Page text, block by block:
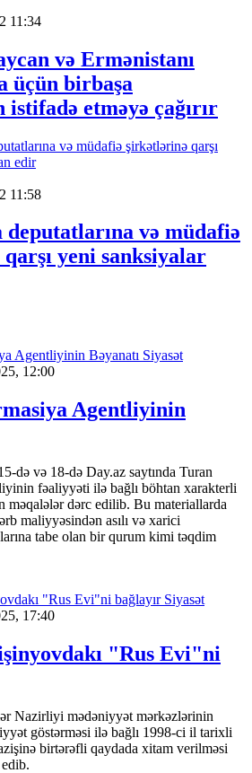
11:34
və Ermənistanı
üçün birbaşa
etməyə çağırır
11:58
deputatlarına və müdafiə
yeni sanksiyalar
Siyasət
12:00
Agentliyinin
də və 18-də Day.az saytında Turan
fəaliyyəti ilə bağlı böhtan xarakterli
məqalələr dərc edilib. Bu materiallarda
maliyyəsindən asılı və xarici
tabe olan bir qurum kimi təqdim
Siyasət
17:40
"Rus Evi"ni
Nazirliyi mədəniyyət mərkəzlərinin
göstərməsi ilə bağlı 1998-ci il tarixli
birtərəfli qaydada xitam verilməsi